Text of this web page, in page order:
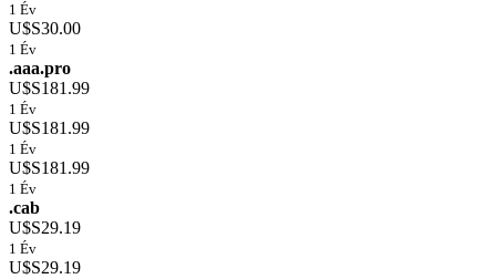
1 Év
U$S30.00
1 Év
.aaa.pro
U$S181.99
1 Év
U$S181.99
1 Év
U$S181.99
1 Év
.cab
U$S29.19
1 Év
U$S29.19